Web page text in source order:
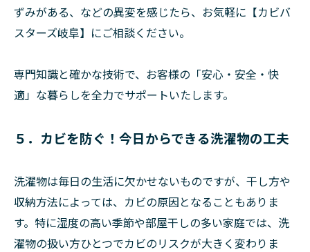
ずみがある、などの異変を感じたら、お気軽に【カビバ
スターズ岐阜】にご相談ください。
専門知識と確かな技術で、お客様の「安心・安全・快
適」な暮らしを全力でサポートいたします。
５．カビを防ぐ！今日からできる洗濯物の工夫
洗濯物は毎日の生活に欠かせないものですが、干し方や
収納方法によっては、カビの原因となることもありま
す。特に湿度の高い季節や部屋干しの多い家庭では、洗
濯物の扱い方ひとつでカビのリスクが大きく変わりま